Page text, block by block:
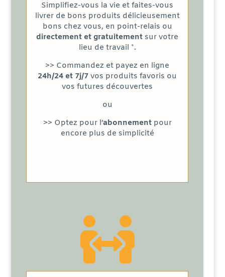
Simplifiez-vous la vie et faites-vous
livrer de bons produits délicieusement
bons chez vous, en point-relais ou
directement et gratuitement sur votre
lieu de travail *.
>> Commandez et payez en ligne
24h/24 et 7j/7 vos produits favoris ou
vos futures découvertes
ou
>> Optez pour l’abonnement pour
encore plus de simplicité
